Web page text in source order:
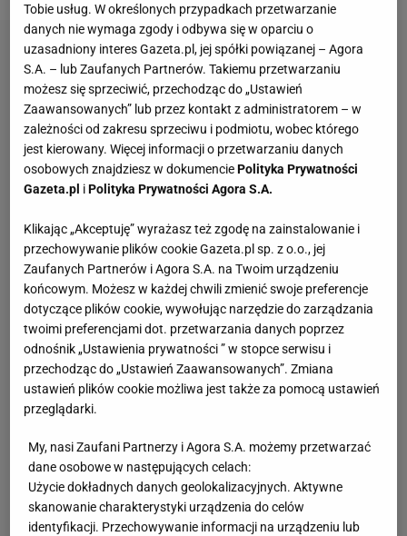
Tobie usług. W określonych przypadkach przetwarzanie
danych nie wymaga zgody i odbywa się w oparciu o
uzasadniony interes Gazeta.pl, jej spółki powiązanej – Agora
S.A. – lub Zaufanych Partnerów. Takiemu przetwarzaniu
możesz się sprzeciwić, przechodząc do „Ustawień
Zaawansowanych” lub przez kontakt z administratorem – w
zależności od zakresu sprzeciwu i podmiotu, wobec którego
jest kierowany. Więcej informacji o przetwarzaniu danych
osobowych znajdziesz w dokumenciePolityka Prywatności
Gazeta.pl iPolityka Prywatności Agora S.A.
Klikając „Akceptuję” wyrażasz też zgodę na zainstalowanie i
przechowywanie plików cookie Gazeta.pl sp. z o.o., jej
Zaufanych Partnerów i Agora S.A. na Twoim urządzeniu
końcowym. Możesz w każdej chwili zmienić swoje preferencje
dotyczące plików cookie, wywołując narzędzie do zarządzania
twoimi preferencjami dot. przetwarzania danych poprzez
odnośnik „Ustawienia prywatności ” w stopce serwisu i
przechodząc do „Ustawień Zaawansowanych”. Zmiana
ustawień plików cookie możliwa jest także za pomocą ustawień
przeglądarki.
My, nasi Zaufani Partnerzy i Agora S.A. możemy przetwarzać
dane osobowe w następujących celach:
Użycie dokładnych danych geolokalizacyjnych. Aktywne
skanowanie charakterystyki urządzenia do celów
identyfikacji. Przechowywanie informacji na urządzeniu lub